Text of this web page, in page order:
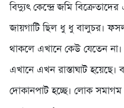
বিদ্যুৎ কেন্দ্রে জমি
জায়গাটি ছিল ধু ধু বালুচর।
থাকলে এখানে কেউ যেতেন না।
এখানে এখন রাস্তাঘাট
দোকানপাট হচ্ছে। লোক সমাগম